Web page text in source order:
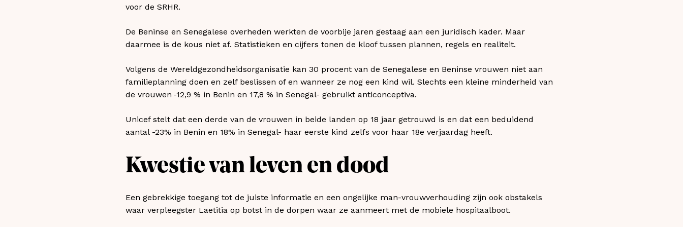
voor de SRHR.
De Beninse en Senegalese overheden werkten de voorbije jaren gestaag aan een juridisch kader. Maar
daarmee is de kous niet af. Statistieken en cijfers tonen de kloof tussen plannen, regels en realiteit.
Volgens de Wereldgezondheidsorganisatie kan 30 procent van de Senegalese en Beninse vrouwen niet aan
familieplanning doen en zelf beslissen of en wanneer ze nog een kind wil. Slechts een kleine minderheid van
de vrouwen -12,9 % in Benin en 17,8 % in Senegal- gebruikt anticonceptiva.
Unicef stelt dat een derde van de vrouwen in beide landen op 18 jaar getrouwd is en dat een beduidend
aantal -23% in Benin en 18% in Senegal- haar eerste kind zelfs voor haar 18e verjaardag heeft.
Kwestie van leven en dood
Een gebrekkige toegang tot de juiste informatie en een ongelijke man-vrouwverhouding zijn ook obstakels
waar verpleegster Laetitia op botst in de dorpen waar ze aanmeert met de mobiele hospitaalboot.